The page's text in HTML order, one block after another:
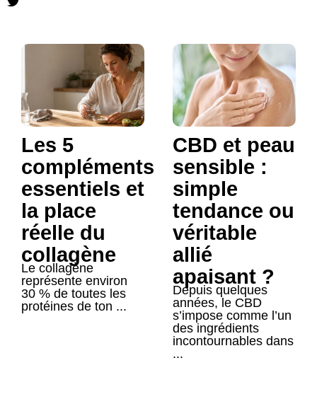
Les 5
compléments
essentiels et
la place
réelle du
collagène
Le collagène
représente environ
30 % de toutes les
protéines de ton ...
CBD et peau
sensible :
simple
tendance ou
véritable
allié
apaisant ?
Depuis quelques
années, le CBD
s’impose comme l’un
des ingrédients
incontournables dans
...